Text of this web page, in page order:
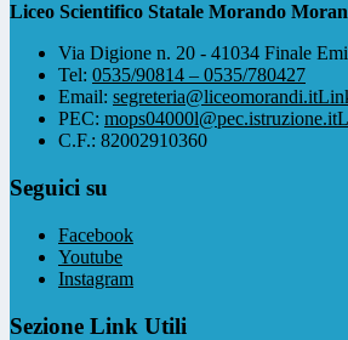
Liceo Scientifico Statale Morando
Via Digione n. 20 - 41034 Finale
Tel: 0535/90814 – 0535/780427
Email: segreteria@liceomorandi.it
PEC: mops04000l@pec.istruzione.it
C.F.: 82002910360
Seguici su
Facebook
Youtube
Instagram
Sezione Link Utili